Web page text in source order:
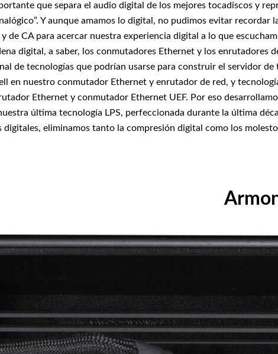
que separa el audio digital de los mejores tocadiscos y
Y aunque amamos lo digital, no pudimos evitar
CA para acercar nuestra experiencia digital a lo que
digital, a saber, los conmutadores Ethernet y los
de tecnologías que podrían usarse para construir el
en nuestro conmutador Ethernet y enrutador de red, y
Ethernet y conmutador Ethernet UEF. Por eso
última tecnología LPS, perfeccionada durante la última
eliminamos tanto la compresión digital como los